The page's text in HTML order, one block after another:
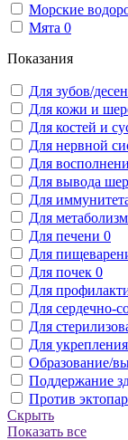
Морские
Мята 0
Показания
Для зубов/десен
Для кожи и
Для костей и
Для нервной
Для
Для вывода
Для
Для
Для печени 0
Для
Для почек 0
Для
Для сердечно-
Для
Для
Образование/
Поддержание
Против
Скрыть
Показать все